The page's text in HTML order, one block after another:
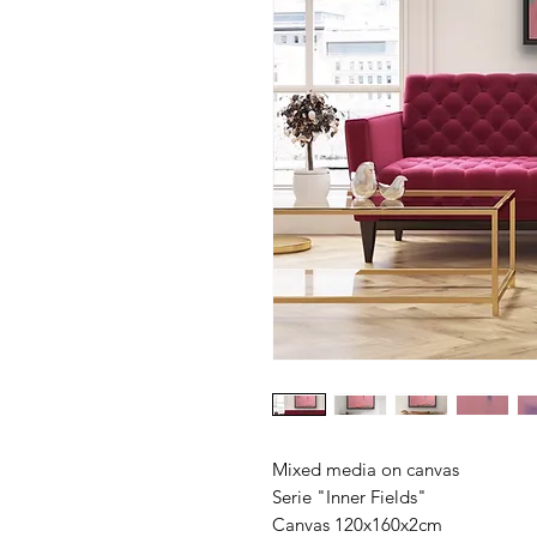
Mixed media on canvas
Serie "Inner Fields"
Canvas 120x160x2cm